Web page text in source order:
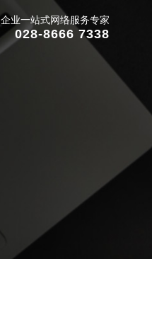
企业一站式网络服务专家
028-8666 7338